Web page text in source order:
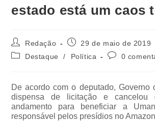
estado está um caos
Redação
29 de maio de 2019
Destaque
/ Política 0
De acordo com o deputado, Governo
dispensa de licitação e cancelou
andamento para beneficiar a
responsável pelos presídios no